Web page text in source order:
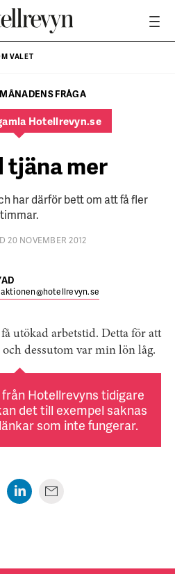
VALET
MÅNADENS FRÅGA
Hotellrevyn.se
tjäna mer
har därför bett om att få fler
timmar.
20 NOVEMBER 2012
utökad arbetstid. Detta för att
dessutom var min lön låg.
Hotellrevyns tidigare
det till exempel saknas
som inte fungerar.